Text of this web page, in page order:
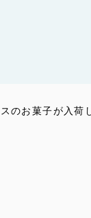
のお菓子が入荷